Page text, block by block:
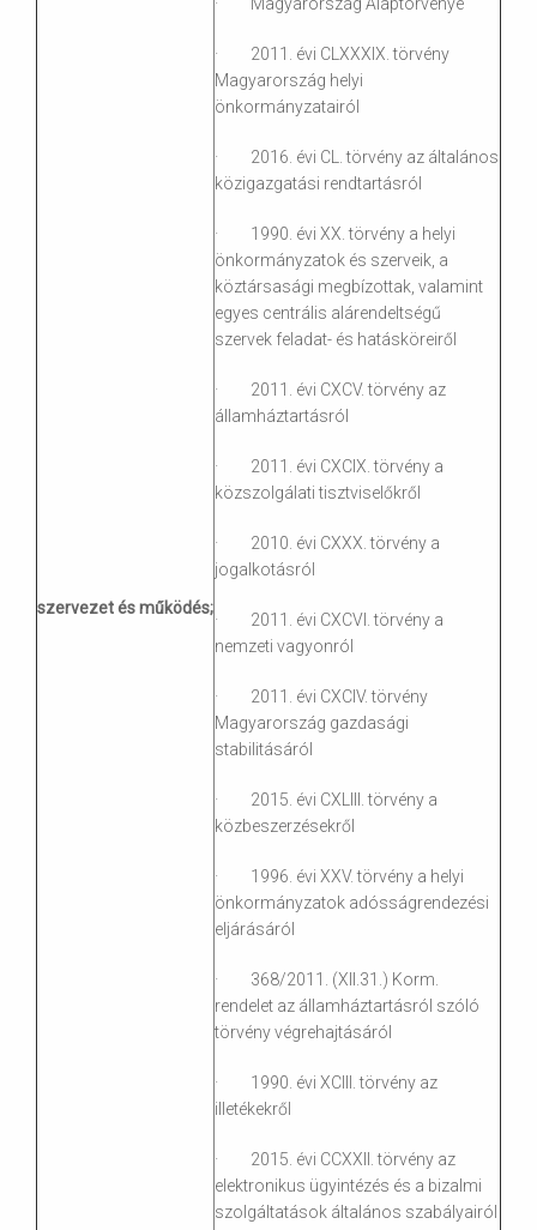
szervezet és működés;
· 2011. évi CLXXXIX. törvény
Magyarország helyi
önkormányzatairól
· 2016. évi CL. törvény az általános
közigazgatási rendtartásról
· 1990. évi XX. törvény a helyi
önkormányzatok és szerveik, a
köztársasági megbízottak, valamint
egyes centrális alárendeltségű
szervek feladat- és hatásköreiről
· 2011. évi CXCV. törvény az
államháztartásról
· 2011. évi CXCIX. törvény a
közszolgálati tisztviselőkről
· 2010. évi CXXX. törvény a
jogalkotásról
· 2011. évi CXCVI. törvény a
nemzeti vagyonról
· 2011. évi CXCIV. törvény
Magyarország gazdasági
stabilitásáról
· 2015. évi CXLIII. törvény a
közbeszerzésekről
· 1996. évi XXV. törvény a helyi
önkormányzatok adósságrendezési
eljárásáról
· 368/2011. (XII.31.) Korm.
rendelet az államháztartásról szóló
törvény végrehajtásáról
· 1990. évi XCIII. törvény az
illetékekről
· 2015. évi CCXXII. törvény az
elektronikus ügyintézés és a bizalmi
szolgáltatások általános szabályairól